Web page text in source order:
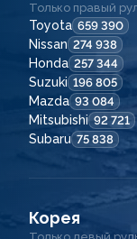
Только правый
Toyota 659 390
Nissan 274 938
Honda 257 344
Suzuki 196 805
Mazda 93 084
Mitsubishi 92 721
Subaru 75 838
Корея